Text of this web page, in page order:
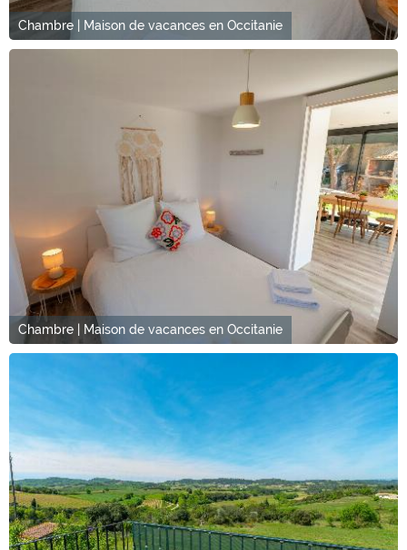
Chambre | Maison de vacances en Occitanie
Chambre | Maison de vacances en Occitanie